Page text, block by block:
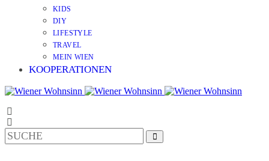
KIDS
DIY
LIFESTYLE
TRAVEL
MEIN WIEN
KOOPERATIONEN